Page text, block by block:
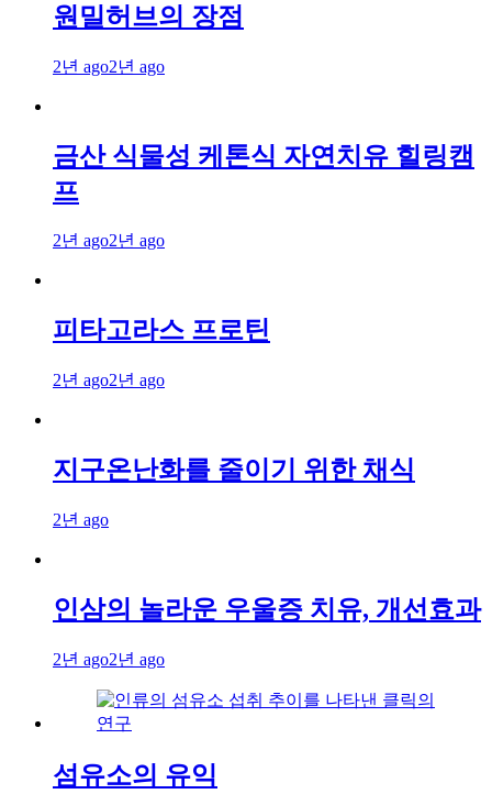
원밀허브의 장점
2년 ago2년 ago
금산 식물성 케톤식 자연치유 힐링캠
프
2년 ago2년 ago
피타고라스 프로틴
2년 ago2년 ago
지구온난화를 줄이기 위한 채식
2년 ago
인삼의 놀라운 우울증 치유, 개선효과
2년 ago2년 ago
섬유소의 유익